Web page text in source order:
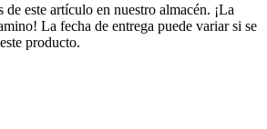
de este artículo en nuestro almacén. ¡La
La fecha de entrega puede variar si se
producto.